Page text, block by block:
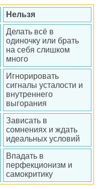
Нельзя
Делать всё в
одиночку или брать
на себя слишком
много
Игнорировать
сигналы усталости и
внутреннего
выгорания
Зависать в
сомнениях и ждать
идеальных условий
Впадать в
перфекционизм и
самокритику